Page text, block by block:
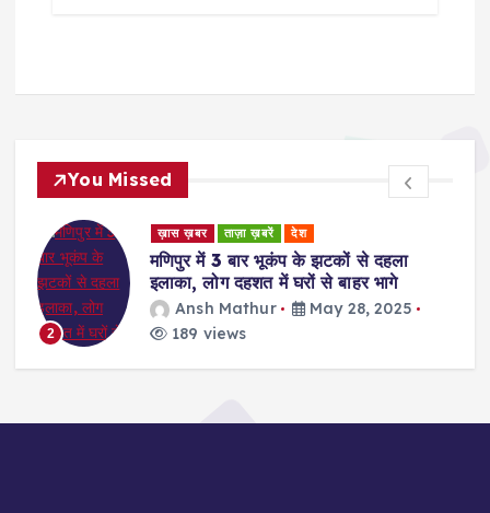
You Missed
2
ख़ास ख़बर ताज़ा ख़बरें देश
मणिपुर में 3 बार भूकंप के झटकों से दहला
इलाका, लोग दहशत में घरों से बाहर भागे
Ansh Mathur
May 28, 2025
189 views